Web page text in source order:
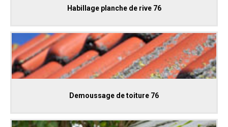
Habillage planche de rive 76
Demoussage de toiture 76